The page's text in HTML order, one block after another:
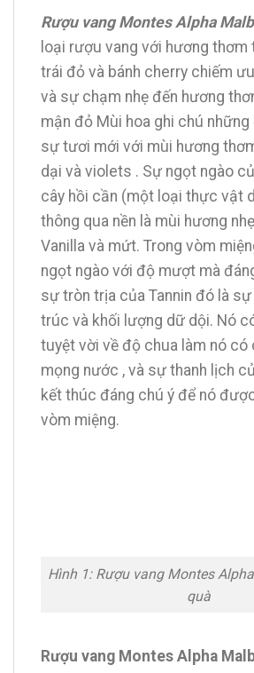
Rượu vang Montes Alpha
loại rượu vang với hương
trái đỏ và bánh cherry chiếm
và sự chạm nhẹ đến hương
mận đỏ Mùi hoa ghi chú
sự tươi mới với mùi hương
dại và violets . Sự ngọt ngào
cây hồi cần (một loại thực vật
thông qua nền là mùi hương
Vanilla và mứt. Trong vòm
ngọt ngào với độ mượt mà
sự tròn trịa của Tannin đó là
trúc và khối lượng dữ dội. Nó
tuyệt vời về độ chua làm nó có
mọng nước , và sự thanh lịch
kết thúc đáng chú ý để nó
vòm miệng.
Hình 1: Rượu vang Montes
quà
Rượu vang Montes Alpha